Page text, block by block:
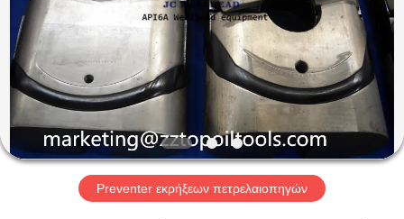
ΠΡΟΪΌΝΤΑ
ΠΕΡΊΠΟΥ
ΕΜΕΊΣ
ΓΎΡΟΣ
ΕΡΓΟΣΤΑΣΊΩΝPreventer εκρήξεων πετρελαιοπηγών